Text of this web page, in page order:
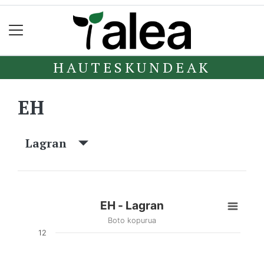
HAUTESKUNDEAK
EH
Lagran
EH - Lagran
Boto kopurua
12